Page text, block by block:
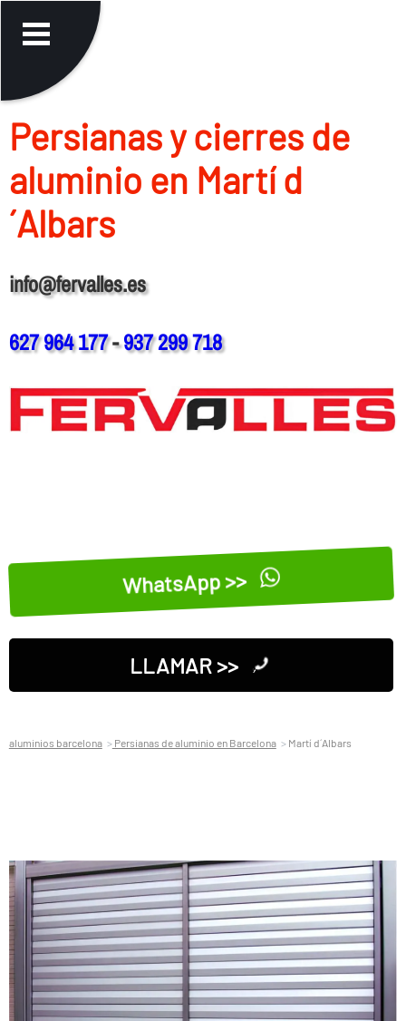
Persianas y cierres de
aluminio en Martí d
´Albars
info@fervalles.es
627 964 177-937 299 718
WhatsApp >>
LLAMAR >>
aluminios barcelona Persianas de aluminio en Barcelona Martí d´Albars